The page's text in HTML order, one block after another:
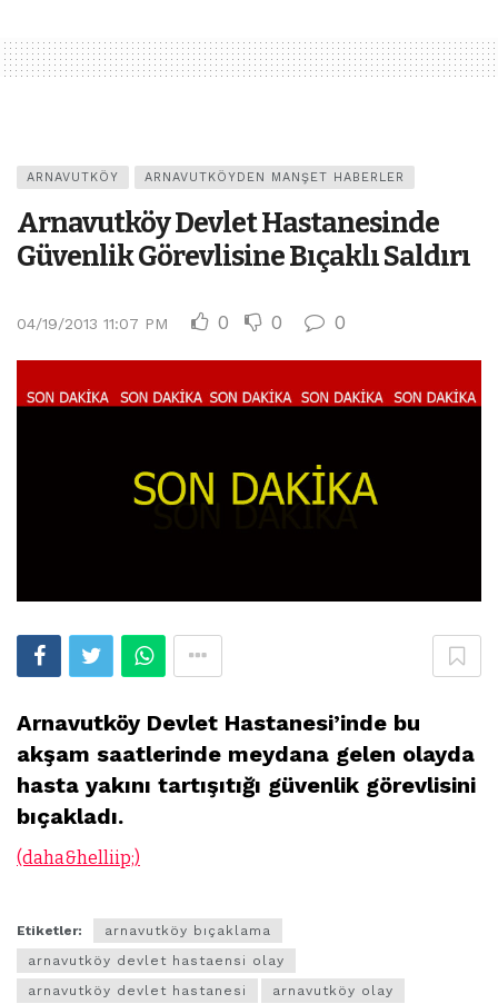
ARNAVUTKÖY ARNAVUTKÖYDEN MANŞET HABERLER
Arnavutköy Devlet Hastanesinde
Güvenlik Görevlisine Bıçaklı Saldırı
04/19/2013 11:07 PM 0 0 0
Arnavutköy Devlet Hastanesi’inde bu
akşam saatlerinde meydana gelen olayda
hasta yakını tartışıtığı güvenlik görevlisini
bıçakladı.
(daha&helliip;)
Etiketler:
arnavutköy bıçaklama
arnavutköy devlet hastaensi olay
arnavutköy devlet hastanesi
arnavutköy olay